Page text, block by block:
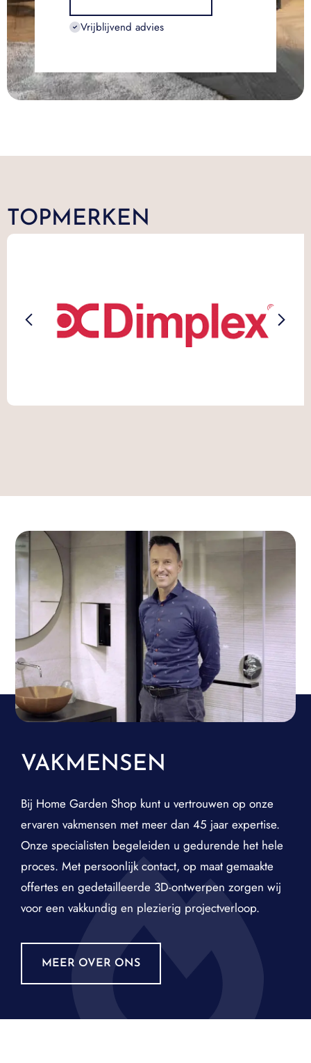
Vrijblijvend advies
TOPMERKEN
VAKMENSEN
Bij Home Garden Shop kunt u vertrouwen op onze
ervaren vakmensen met meer dan 45 jaar expertise.
Onze specialisten begeleiden u gedurende het hele
proces. Met persoonlijk contact, op maat gemaakte
offertes en gedetailleerde 3D-ontwerpen zorgen wij
voor een vakkundig en plezierig projectverloop.
MEER OVER ONS